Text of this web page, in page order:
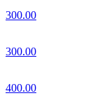
300.00
300.00
400.00